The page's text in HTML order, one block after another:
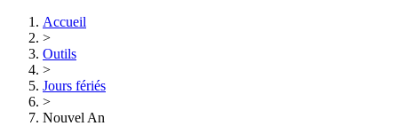
Accueil
>
Outils
>
Jours fériés
>
Nouvel An